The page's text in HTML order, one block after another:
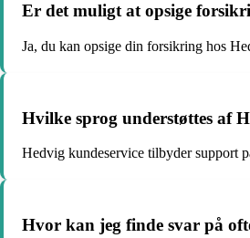
Er det muligt at opsige
Ja, du kan opsige din forsikring hos
Hvilke sprog understøttes af
Hedvig kundeservice tilbyder support
Hvor kan jeg finde svar på